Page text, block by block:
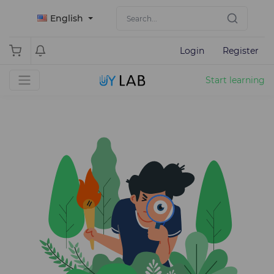
English
Login Register
Start learning